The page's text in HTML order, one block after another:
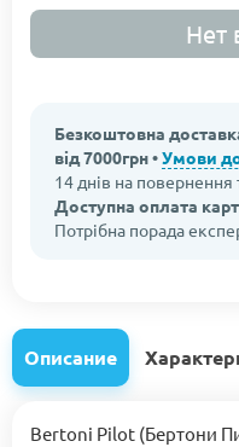
Нет
Безкоштовна
від 7000грн •Умови
14 днів на повернення
Доступна оплата
Потрібна порада
Описание
Bertoni Pilot (Бертони